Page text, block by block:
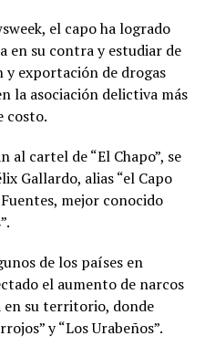
el capo ha logrado
en su contra y estudiar de
y exportación de drogas
la asociación delictiva más
costo.
al cartel de “El Chapo”, se
Gallardo, alias “el Capo
mejor conocido
de los países en
el aumento de narcos
en su territorio, donde
y “Los Urabeños”.